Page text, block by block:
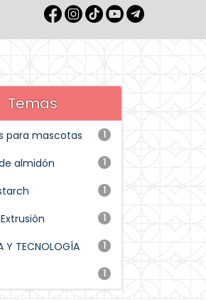
Temas
1
para mascotas
1
almidón
1
1
1
Y TECNOLOGÍA
1